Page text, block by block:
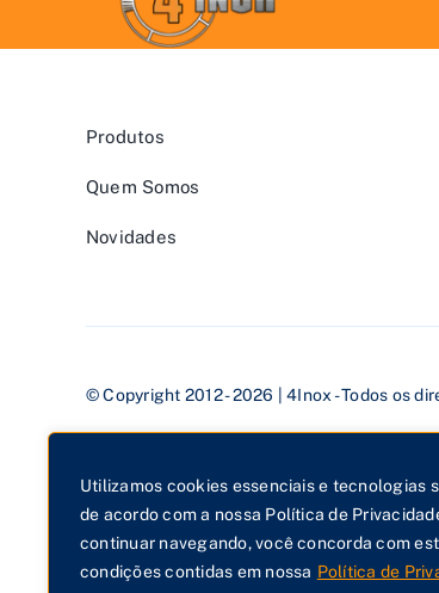
Utilizamos cookies essenciais e tecnologias
de acordo com a nossa Política de
continuar navegando, você concorda com
condições contidas em nossa Política de
Produtos
Quem Somos
Novidades
© Copyright 2012 - 2026 | 4Inox - Todos os
4Inox Fabricação de Lixeiras e
(11) 97545-4722 | (11) 4413-3731 |